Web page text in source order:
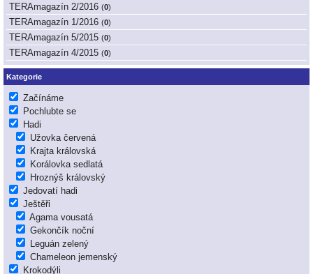
TERAmagazín 2/2016 (0)
TERAmagazín 1/2016 (0)
TERAmagazín 5/2015 (0)
TERAmagazín 4/2015 (0)
Kategorie
Začínáme
Pochlubte se
Hadi
Užovka červená
Krajta královská
Korálovka sedlatá
Hroznýš královský
Jedovatí hadi
Ještěři
Agama vousatá
Gekončík noční
Leguán zelený
Chameleon jemenský
Krokodýli